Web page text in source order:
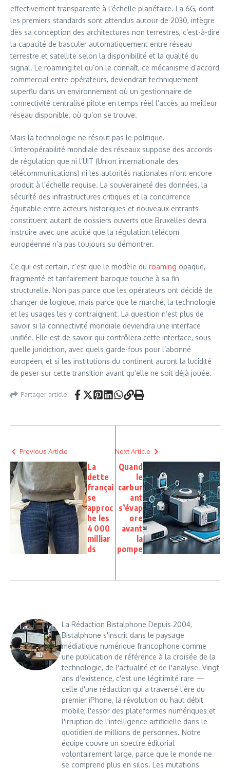
effectivement transparente à l’échelle planétaire. La 6G, dont
les premiers standards sont attendus autour de 2030, intègre
dès sa conception des architectures non terrestres, c’est-à-dire
la capacité de basculer automatiquement entre réseau
terrestre et satellite selon la disponibilité et la qualité du
signal. Le roaming tel qu’on le connaît, ce mécanisme d’accord
commercial entre opérateurs, deviendrait techniquement
superflu dans un environnement où un gestionnaire de
connectivité centralisé pilote en temps réel l’accès au meilleur
réseau disponible, où qu’on se trouve.
Mais la technologie ne résout pas le politique.
L’interopérabilité mondiale des réseaux suppose des accords
de régulation que ni l’UIT (Union internationale des
télécommunications) ni les autorités nationales n’ont encore
produit à l’échelle requise. La souveraineté des données, la
sécurité des infrastructures critiques et la concurrence
équitable entre acteurs historiques et nouveaux entrants
constituent autant de dossiers ouverts que Bruxelles devra
instruire avec une acuité que la régulation télécom
européenne n’a pas toujours su démontrer.
Ce qui est certain, c’est que le modèle du roaming opaque,
fragmenté et tarifairement baroque touche à sa fin
structurelle. Non pas parce que les opérateurs ont décidé de
changer de logique, mais parce que le marché, la technologie
et les usages les y contraignent. La question n’est plus de
savoir si la connectivité mondiale deviendra une interface
unifiée. Elle est de savoir qui contrôlera cette interface, sous
quelle juridiction, avec quels garde-fous pour l’abonné
européen, et si les institutions du continent auront la lucidité
de peser sur cette transition avant qu’elle ne soit déjà jouée.
Partager article
Previous Article
La
dette
françai
se
approc
he les
4 000
milliar
ds
Next Article
Quand
le
carbur
ant
s’évap
ore
avant
la
pompe
La Rédaction Bistalphone Depuis 2004,
Bistalphone s'inscrit dans le paysage
médiatique numérique francophone comme
une publication de référence à la croisée de la
technologie, de l'actualité et de l'analyse. Vingt
ans d'existence, c'est une légitimité rare —
celle d'une rédaction qui a traversé l'ère du
premier iPhone, la révolution du haut débit
mobile, l'essor des plateformes numériques et
l'irruption de l'intelligence artificielle dans le
quotidien de millions de personnes. Notre
équipe couvre un spectre éditorial
volontairement large, parce que le monde ne
se comprend plus en silos. Les mutations